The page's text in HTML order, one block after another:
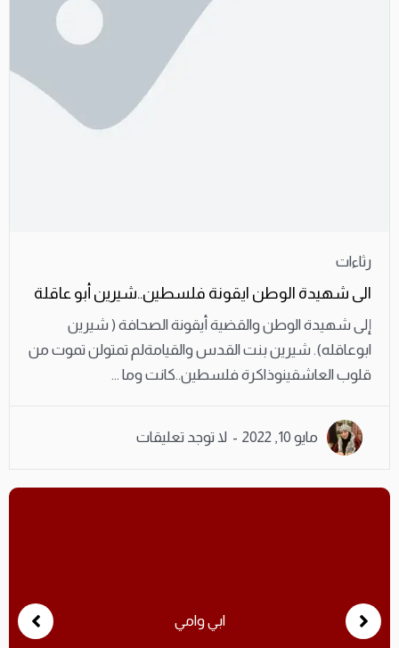
رثاءات
الى شهيدة الوطن ايقونة فلسطين..شيرين أبو عاقلة
إلى شهيدة الوطن والقضية أيقونة الصحافة ( شيرين
ابوعاقله). شيرين بنت القدس والقيامةلم تمتولن تموت من
قلوب العاشقينوذاكرة فلسطين..كانت وما ...
مايو 10, 2022 لا توجد تعليقات
ابي وامي